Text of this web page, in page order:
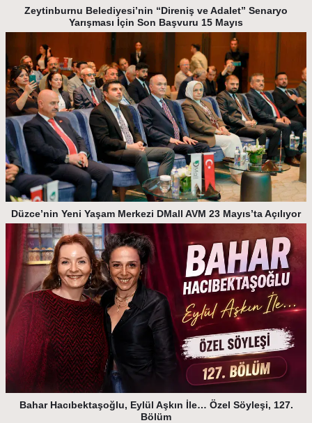
Zeytinburnu Belediyesi’nin “Direniş ve Adalet” Senaryo
Yarışması İçin Son Başvuru 15 Mayıs
Düzce’nin Yeni Yaşam Merkezi DMall AVM 23 Mayıs’ta Açılıyor
Bahar Hacıbektaşoğlu, Eylül Aşkın İle… Özel Söyleşi, 127.
Bölüm